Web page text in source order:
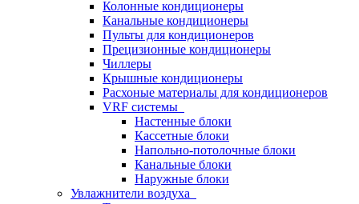
Колонные кондиционеры
Канальные кондиционеры
Пульты для кондиционеров
Прецизионные кондиционеры
Чиллеры
Крышные кондиционеры
Расхоные материалы для кондиционеров
VRF системы
Настенные блоки
Кассетные блоки
Напольно-потолочные блоки
Канальные блоки
Наружные блоки
Увлажнители воздуха